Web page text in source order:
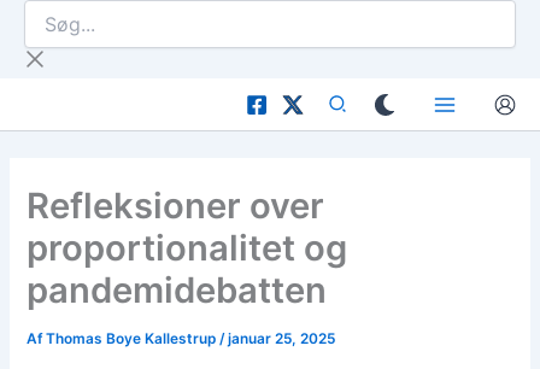
indholdet
Søg...
Refleksioner over
proportionalitet og
pandemidebatten
AfThomas Boye Kallestrup /januar 25, 2025